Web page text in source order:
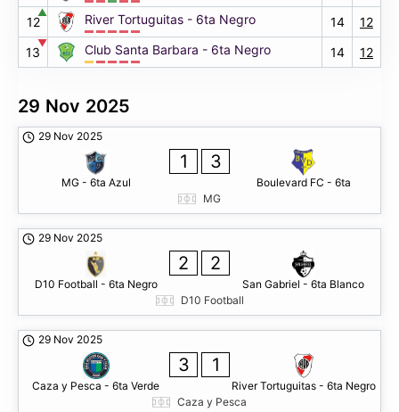
12
▲ River Tortuguitas - 6ta Negro 14
12
13
▼ Club Santa Barbara - 6ta Negro 14 12
29 Nov 2025
29 Nov 2025
MG - 6ta Azul
1 3
Boulevard FC - 6ta
MG
29 Nov 2025
D10 Football - 6ta Negro
2 2
San Gabriel - 6ta Blanco
D10 Football
29 Nov 2025
Caza y Pesca - 6ta Verde
3 1
River Tortuguitas - 6ta Negro
Caza y Pesca